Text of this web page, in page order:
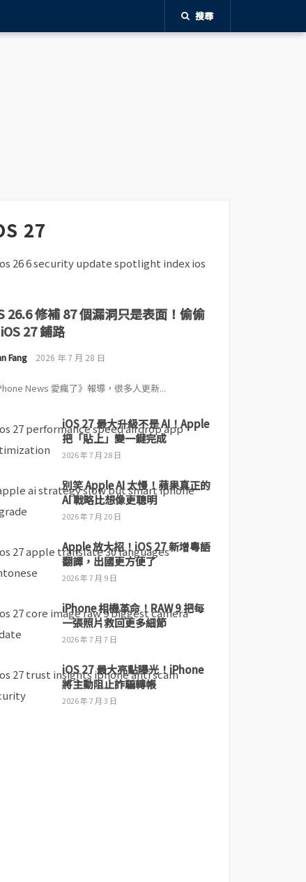
搜尋
27
26.6 修補 87 個漏洞只是表面！偷偷
27 鋪路
Fang 2026 年 7 月 28 日
News 愛瘋了》報導，很多人更新...
iOS 27 最大升級不是 AI！Apple
把「貼上」變一鍵完成
2026 年 7 月 28 日
別笑 Apple AI 太慢！蘋果真正的
AI 戰略比想像更聰明
2026 年 7 月 20 日
Apple 放大招！iOS 27 新增粵語
翻譯，出國更方便了
2026 年 7 月 9 日
iPhone 相機革命！RAW 9 把每
一張照片救回更多細節
2026 年 7 月 7 日
iOS 27 最大亮點曝光！iPhone
將主動阻止詐騙轉帳
2026 年 7 月 3 日